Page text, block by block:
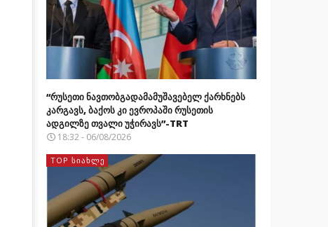
“რუსეთი ნავთობგადამამუშავებელ ქარხნებს
კარგავს, ბაქოს კი ევროპაში რუსეთის
ადგილზე თვალი უჭირავს”-TRT
18:32 - 06/08/2026
TOP ᲡᲘᲐᲮᲚᲔ